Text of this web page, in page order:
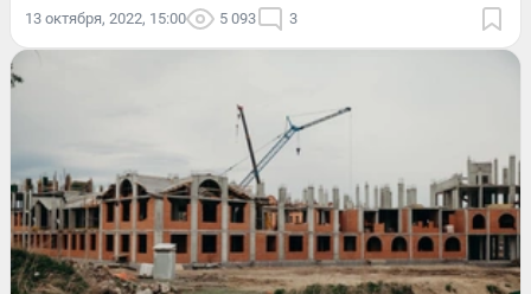
13 октября, 2022, 15:00 5 093 3